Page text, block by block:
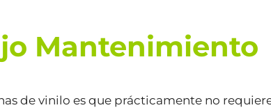
Mantenimiento
de vinilo es que prácticamente no